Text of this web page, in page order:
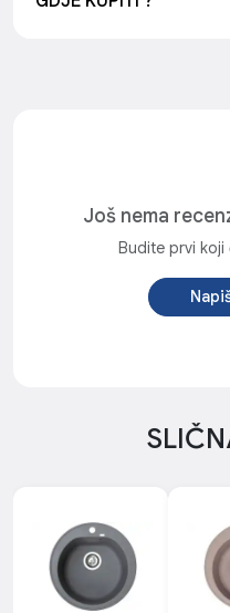
Još nema
Budite prvi